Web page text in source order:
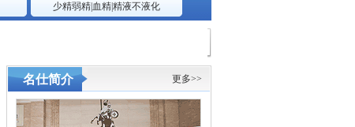
少精弱精| 血精|精液不液化
名仕简介 更多>>